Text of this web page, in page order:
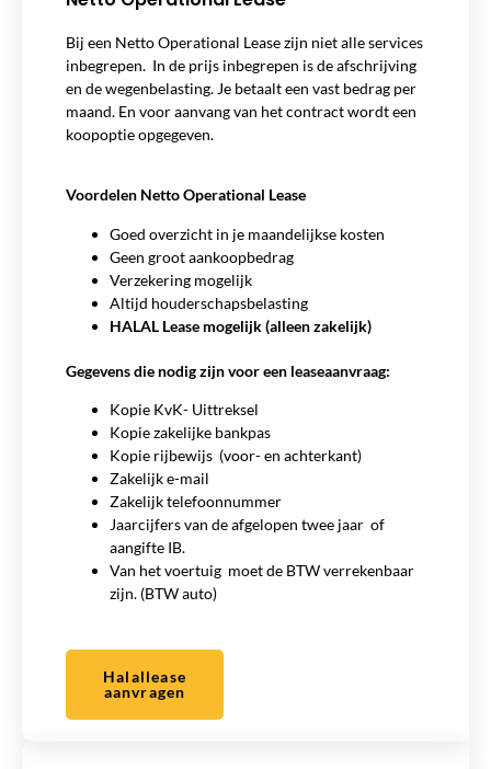
Bij een Netto Operational Lease zijn niet alle services
inbegrepen. In de prijs inbegrepen is de afschrijving
en de wegenbelasting. Je betaalt een vast bedrag per
maand. En voor aanvang van het contract wordt een
koopoptie opgegeven.
Voordelen Netto Operational Lease
Goed overzicht in je maandelijkse kosten
Geen groot aankoopbedrag
Verzekering mogelijk
Altijd houderschapsbelasting
HALAL Lease mogelijk (alleen zakelijk)
Gegevens die nodig zijn voor een leaseaanvraag:
Kopie KvK- Uittreksel
Kopie zakelijke bankpas
Kopie rijbewijs (voor- en achterkant)
Zakelijk e-mail
Zakelijk telefoonnummer
Jaarcijfers van de afgelopen twee jaar of
aangifte IB.
Van het voertuig moet de BTW verrekenbaar
zijn. (BTW auto)
Halallease
aanvragen